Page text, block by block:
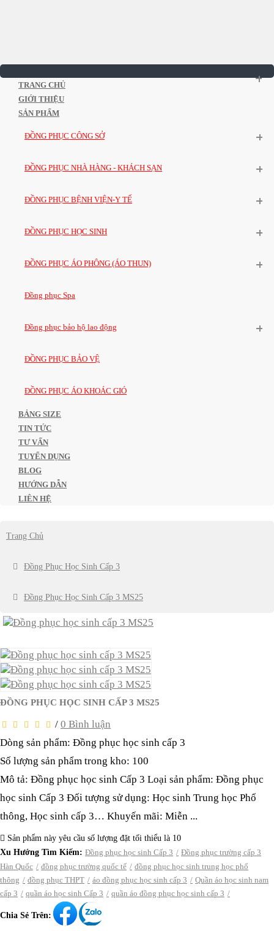
TRANG CHỦ
GIỚI THIỆU
SẢN PHẨM
ĐỒNG PHỤC CÔNG SỞ
ĐỒNG PHỤC NHÀ HÀNG - KHÁCH SẠN
ĐỒNG PHỤC BỆNH VIỆN-Y TẾ
ĐỒNG PHỤC HỌC SINH
ĐỒNG PHỤC ÁO PHÔNG (ÁO THUN)
Đồng phục Spa
Đồng phục bảo hộ lao động
ĐỒNG PHỤC BẢO VỆ
ĐỒNG PHỤC ÁO KHOÁC GIÓ
BẢNG SIZE
TIN TỨC
TƯ VẤN
TUYỂN DỤNG
BLOG
HƯỚNG DẪN
LIÊN HỆ
Trang Chủ
Đồng Phục Học Sinh Cấp 3
Đồng Phục Học Sinh Cấp 3 MS25
ĐỒNG PHỤC HỌC SINH CẤP 3 MS25
/ 0 Bình luận
Dòng sản phẩm: Đồng phục học sinh cấp 3
Số lượng sản phẩm trong kho: 100
Mô tả: Đồng phục học sinh Cấp 3 Loại sản phẩm: Đồng phục
học sinh Cấp 3 Đối tượng sử dụng: Học sinh Trung học Phổ
thông, Học sinh cấp 3… Khuyến mãi: Miễn ...
Sản phẩm này yêu cầu số lượng đặt tối thiểu là 10
Xu Hướng Tìm Kiếm: Đồng phục học sinh Cấp 3
Đồng phục trường cấp 3
Hàn Quốc
đồng phục trường quốc tế
đồng phục học sinh trung học phổ
thông
đồng phục THPT áo đồng phục học sinh cấp 3
Quần áo học sinh nam
cấp 3
quần áo học sinh Cấp 3 quần áo đồng phục học sinh cấp 3
Chia Sẻ Trên: